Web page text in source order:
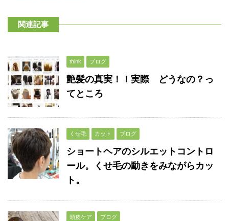
関連記事
think ブログ
艶髪の真実！！実際 どうなの？っ
てところ
くせ毛 カット ブログ
ショートヘアのシルエットコントロ
ール。くせ毛の動きをみながらカッ
ト。
頭皮ケア ブログ